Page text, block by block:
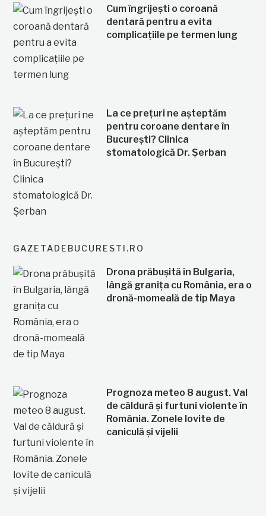
Cum îngrijești o coroană
dentară pentru a evita
complicațiile pe termen lung
La ce prețuri ne așteptăm
pentru coroane dentare în
București? Clinica
stomatologică Dr. Șerban
GAZETADEBUCURESTI.RO
Drona prăbușită în Bulgaria,
lângă granița cu România, era o
dronă-momeală de tip Maya
Prognoza meteo 8 august. Val
de căldură și furtuni violente în
România. Zonele lovite de
caniculă și vijelii